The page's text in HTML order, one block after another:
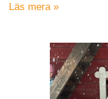
Läs mera »